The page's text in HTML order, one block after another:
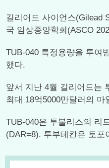
길리어드 사이언스(Gilead
국 임상종양학회(ASCO
TUB-040 특정용량을 투여
했다.
앞서 지난 4월 길리어드는
최대 18억5000만달러의
TUB-040은 투불리스의 리
(DAR=8). 투부테칸은 토포